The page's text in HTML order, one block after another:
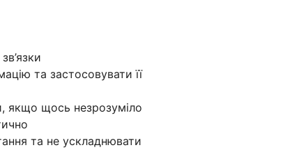
та застосовувати її
якщо щось незрозуміло
та не ускладнювати